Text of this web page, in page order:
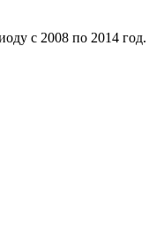
с 2008 по 2014 год.